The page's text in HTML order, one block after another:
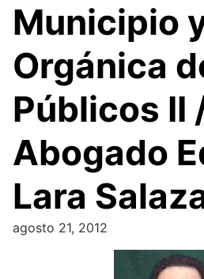
Municipio
Orgánica
Públicos II
Abogado
Lara
agosto 21, 2012